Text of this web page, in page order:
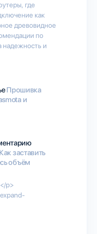
где
как
древовидное
по
надежность и
Прошивка
и
Как заставить
объём
p>